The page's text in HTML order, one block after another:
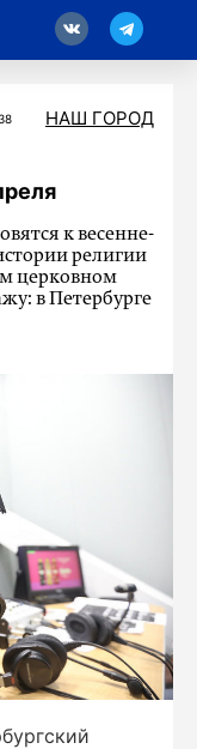
НАШ ГОРОД
к весенне-
религии
церковном
в Петербурге